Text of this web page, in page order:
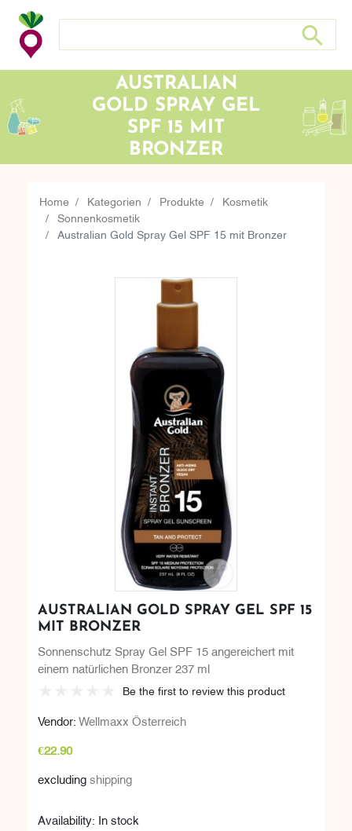
Search
AUSTRALIAN
GOLD SPRAY GEL
SPF 15 MIT
BRONZER
Home Kategorien Produkte Kosmetik
Sonnenkosmetik
Australian Gold Spray Gel SPF 15 mit Bronzer
AUSTRALIAN GOLD SPRAY GEL SPF 15
MIT BRONZER
Sonnenschutz Spray Gel SPF 15 angereichert mit
einem natürlichen Bronzer 237 ml
Be the first to review this product
Vendor: Wellmaxx Österreich
€22.90
excluding shipping
Availability: In stock